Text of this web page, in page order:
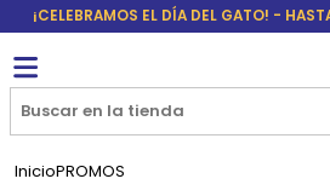
¡CELEBRAMOS EL DÍA DEL GATO! -
InicioPROMOS